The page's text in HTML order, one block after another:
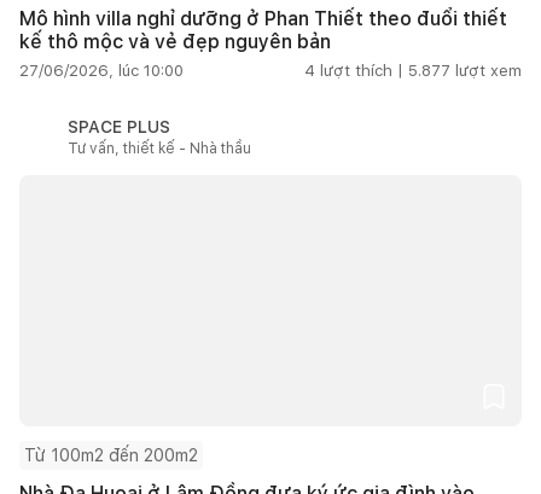
Mô hình villa nghỉ dưỡng ở Phan Thiết theo đuổi thiết
kế thô mộc và vẻ đẹp nguyên bản
27/06/2026, lúc 10:00 4 lượt thích | 5.877 lượt xem
SPACE PLUS
Tư vấn, thiết kế - Nhà thầu
Từ 100m2 đến 200m2